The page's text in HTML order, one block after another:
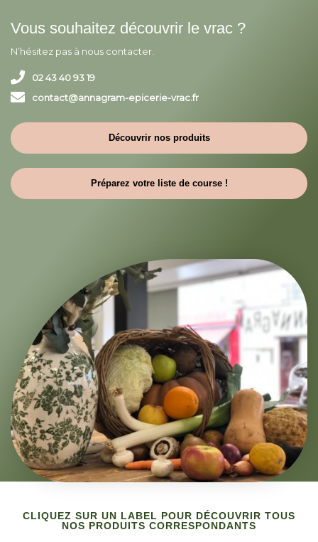
Vous souhaitez découvrir le vrac ?
N’hésitez pas à nous contacter.
02 43 40 93 19
contact@annagram-epicerie-vrac.fr
Découvrir nos produits
Préparez votre liste de course !
CLIQUEZ SUR UN LABEL POUR DÉCOUVRIR TOUS
NOS PRODUITS CORRESPONDANTS